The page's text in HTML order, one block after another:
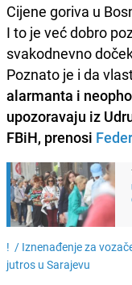
Cijene goriva u
I to je već dobro
svakodnevno
Poznato je i da
alarmanta i
upozoravaju iz
FBiH, prenosi
! / Iznenađenje za
jutros u Sarajevu